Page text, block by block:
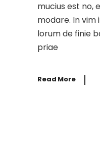
mucius est no,
modare. In vim
lorum de finie
priae
Read More